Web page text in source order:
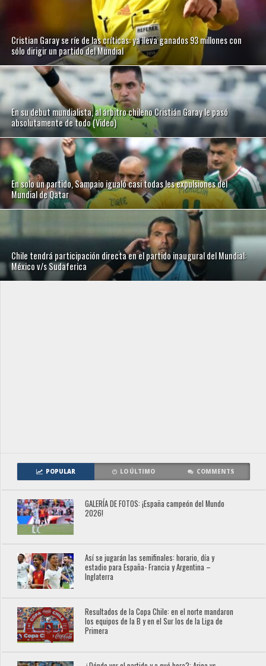
Cristian Garay se ríe de las críticas: ya lleva ganados 93 millones con
sólo dirigir un partido del Mundial
En su debut mundialista, al árbitro chileno Cristián Garay le pasó
absolutamente de todo (Video)
En solo un partido, Sampaio igualó casi todas les expulsiones del
Mundial de Qatar
Chile tendrá participación directa en el partido inaugural del Mundial:
México v/s Sudaferica
POPULAR LO ÚLTIMO COMMENTS
GALERÍA DE FOTOS: ¡España campeón del Mundo
2026!
Así se jugarán las semifinales: horario, día y
estadio para España- Francia y Argentina –
Inglaterra
Resultados de la Copa Chile: en el norte mandaron
los equipos de la B y en el Sur los de la Liga de
Primera